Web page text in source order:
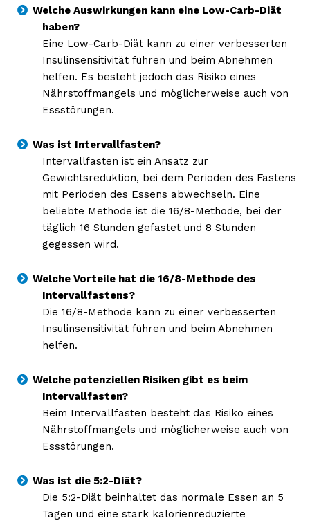
Welche Auswirkungen kann eine Low-Carb-Diät
haben?
Eine Low-Carb-Diät kann zu einer verbesserten
Insulinsensitivität führen und beim Abnehmen
helfen. Es besteht jedoch das Risiko eines
Nährstoffmangels und möglicherweise auch von
Essstörungen.
Was ist Intervallfasten?
Intervallfasten ist ein Ansatz zur
Gewichtsreduktion, bei dem Perioden des Fastens
mit Perioden des Essens abwechseln. Eine
beliebte Methode ist die 16/8-Methode, bei der
täglich 16 Stunden gefastet und 8 Stunden
gegessen wird.
Welche Vorteile hat die 16/8-Methode des
Intervallfastens?
Die 16/8-Methode kann zu einer verbesserten
Insulinsensitivität führen und beim Abnehmen
helfen.
Welche potenziellen Risiken gibt es beim
Intervallfasten?
Beim Intervallfasten besteht das Risiko eines
Nährstoffmangels und möglicherweise auch von
Essstörungen.
Was ist die 5:2-Diät?
Die 5:2-Diät beinhaltet das normale Essen an 5
Tagen und eine stark kalorienreduzierte